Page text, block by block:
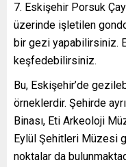
Eskişehir Porsuk
üzerinde işletilen
bir gezi yapabilirsiniz.
keşfedebilirsiniz.
Bu, Eskişehir’de
örneklerdir. Şehirde
Binası, Eti Arkeoloji
Eylül Şehitleri Müzesi
noktalar da